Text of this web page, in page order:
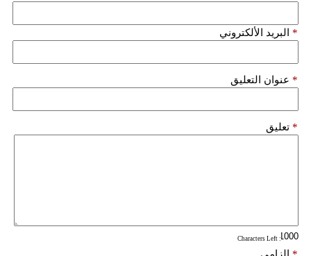
البريد الألكتروني *
عنوان التعليق *
تعليق *
: Characters Left
إلزامي *